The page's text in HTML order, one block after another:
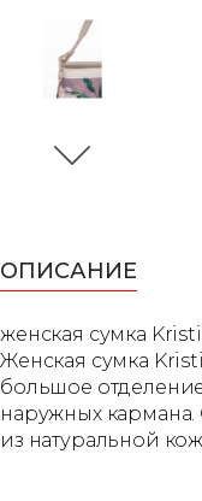
ОПИСАНИЕ
женская сумка Kristi
Женская сумка
большое
наружных кармана.
из натуральной